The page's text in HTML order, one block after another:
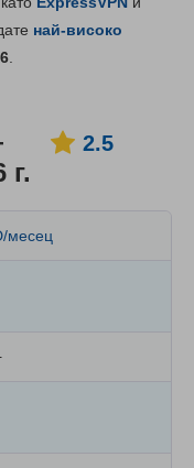
най-високо
.
г.
2.5
месец